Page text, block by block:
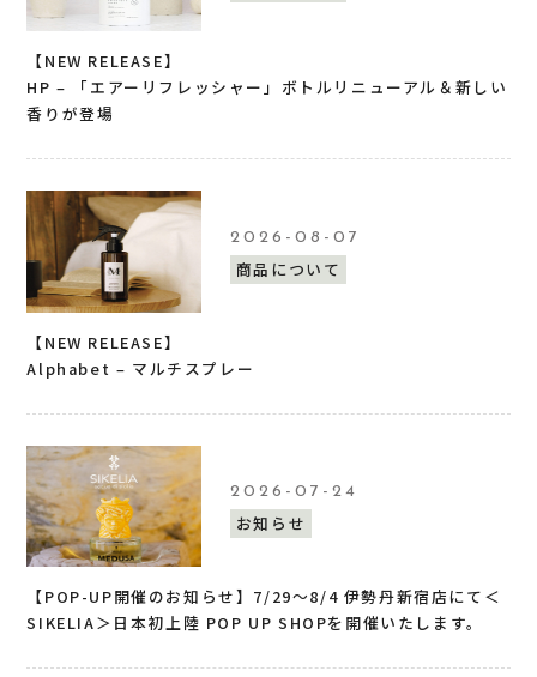
【NEW RELEASE】
HP – 「エアーリフレッシャー」ボトルリニューアル＆新しい
香りが登場
2026-08-07
商品について
【NEW RELEASE】
Alphabet – マルチスプレー
2026-07-24
お知らせ
【POP-UP開催のお知らせ】7/29〜8/4 伊勢丹新宿店にて＜
SIKELIA＞日本初上陸 POP UP SHOPを開催いたします。